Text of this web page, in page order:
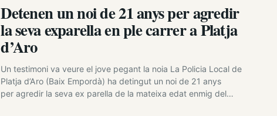
Detenen un noi de 21 anys per agredir
la seva exparella en ple carrer a Platja
d’Aro
Un testimoni va veure el jove pegant la noia La Policia Local de
Platja d’Aro (Baix Empordà) ha detingut un noi de 21 anys
per agredir la seva ex parella de la mateixa edat enmig del